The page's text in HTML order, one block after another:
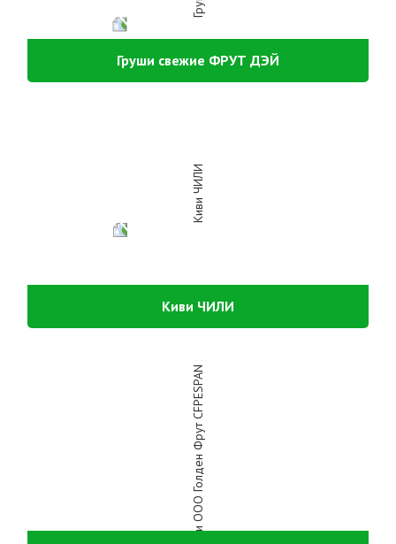
Груши свежие ФРУТ ДЭЙ
Киви ЧИЛИ